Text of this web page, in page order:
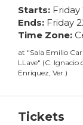
Starts: Friday
Ends: Friday
Time Zone:
at "Sala Emilio
LLave" (C. Ignacio
Enríquez, Ver.)
Tickets